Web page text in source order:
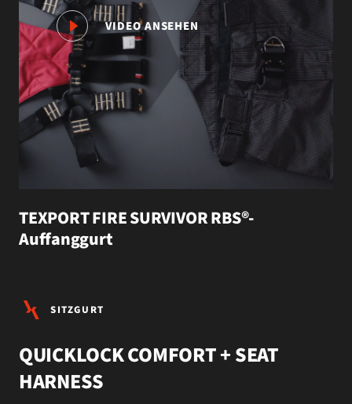
TEXPORT FIRE SURVIVOR RBS®-
Auffanggurt
VIDEO ANSEHEN
SITZGURT
QUICKLOCK COMFORT + SEAT
HARNESS